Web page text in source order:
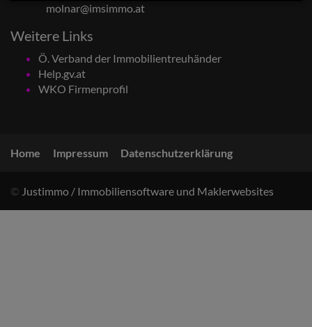
molnar@imsimmo.at
Weitere Links
Ö. Verband der Immobilientreuhänder
Help.gv.at
WKO Firmenprofil
Home Impressum Datenschutzerklärung
© Justimmo / Immobiliensoftware und Maklerwebsites